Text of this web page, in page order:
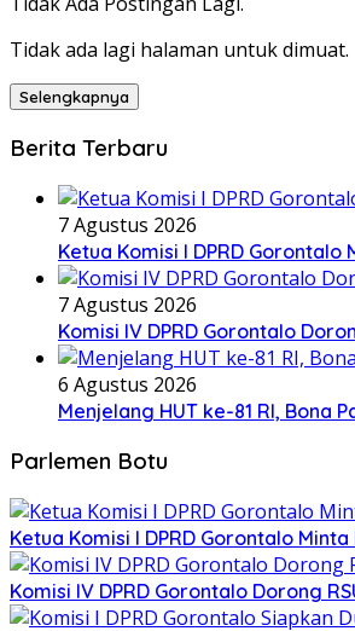
Tidak ada lagi halaman untuk dimuat.
Selengkapnya
Berita Terbaru
7 Agustus 2026
Ketua Komisi I DPRD
7 Agustus 2026
Komisi IV DPRD Gorontalo
6 Agustus 2026
Menjelang HUT ke-81 RI, Bona
Parlemen Botu
Ketua Komisi I DPRD Gorontalo
Komisi IV DPRD Gorontalo Dorong